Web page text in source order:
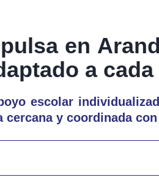
en
a
escolar
cercana y coordinada